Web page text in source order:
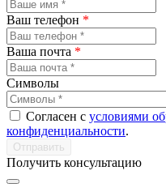
Ваш телефон *
Ваша почта *
Символы
Согласен с условиями
конфиденциальности.
Получить консультацию